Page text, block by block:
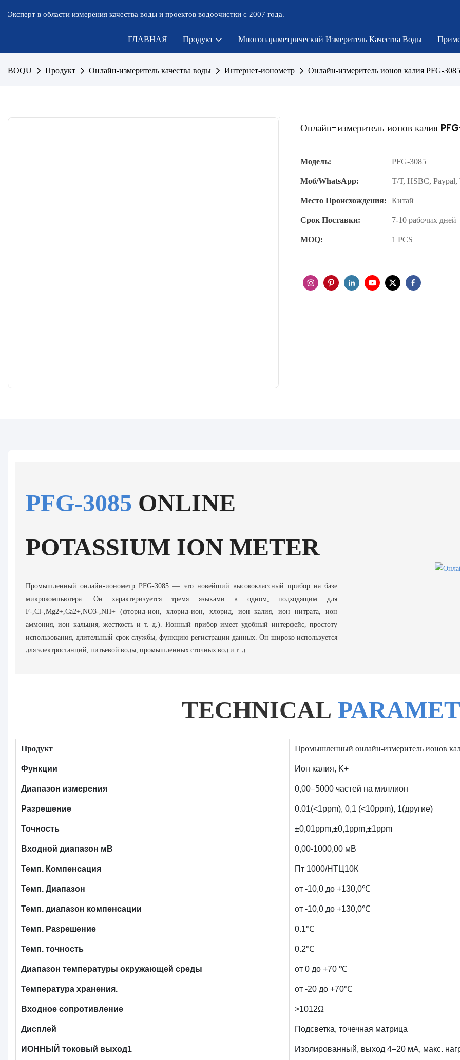
Эксперт в области измерения качества воды и проектов водоочистки с 2007 года.
ГЛАВНАЯ Продукт Многопараметрический Измеритель Качества Воды
BOQU Продукт Онлайн-измеритель качества воды Интернет-ионометр Онлайн-измеритель ионов калия PFG-3085
Онлайн-измеритель ионов калия
Модель:
PFG-3085
Моб/WhatsApp:
Т/Т, HSBC,
Место Происхождения: Китай
Срок Поставки:
7-10 рабочих дней
MOQ:
1 PCS
PFG-3085 ONLINE
POTASSIUM ION METER
Промышленный онлайн-ионометр PFG-3085 — это новейший высококлассный прибор на базе
микрокомпьютера. Он характеризуется тремя языками в одном, подходящим для
F-,Cl-,Mg2+,Ca2+,NO3-,NH+ (фторид-ион, хлорид-ион, хлорид, ион калия, ион нитрата, ион
аммония, ион кальция, жесткость и т. д.). Ионный прибор имеет удобный интерфейс, простоту
использования, длительный срок службы, функцию регистрации данных. Он широко используется
для электростанций, питьевой воды, промышленных сточных вод и т. д.
TECHNICAL
Продукт Промышленный онлайн-измеритель ионов
Функции Ион калия, K+
Диапазон измерения 0,00–5000 частей на миллион
Разрешение 0.01(<1ppm), 0,1 (<10ppm), 1(другие)
Точность ±0,01ppm,±0,1ppm,±1ppm
Входной диапазон мВ 0,00-1000,00 мВ
Темп. Компенсация Пт 1000/НТЦ10К
Темп. Диапазон от -10,0 до +130,0℃
Темп. диапазон компенсации от -10,0 до +130,0℃
Темп. Разрешение 0.1℃
Темп. точность 0.2℃
Диапазон температуры окружающей среды от 0 до +70 ℃
Температура хранения. от -20 до +70℃
Входное сопротивление >1012Ω
Дисплей Подсветка, точечная матрица
ИОННЫЙ токовый выход1 Изолированный, выход 4–20 мА, макс.